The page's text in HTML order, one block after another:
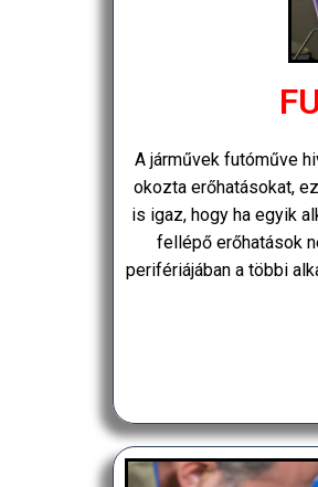
A járművek futóműve
okozta erőhatásokat,
is igaz, hogy ha egyik
fellépő erőhatások
perifériájában a többi